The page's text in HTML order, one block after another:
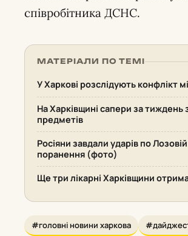
співробітника ДСНС.
МАТЕРІАЛИ ПО ТЕМІ
У Харкові розслідують конфлікт
На Харківщині сапери за
предметів
Росіяни завдали ударів по
поранення (фото)
Ще три лікарні Харківщини
#головні новини харкова